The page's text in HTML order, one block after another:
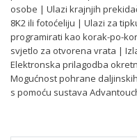
osobe | Ulazi krajnjih
8K2 ili fotoćeliju | Ulazi za
programirati kao korak-po-
svjetlo za otvorena vrata |
Elektronska prilagodba
Mogućnost pohrane
s pomoću sustava